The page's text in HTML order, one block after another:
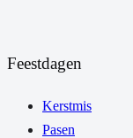
Feestdagen
Kerstmis
Pasen